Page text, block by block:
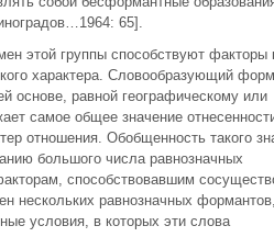
65].
этой группы способствуют факторы
характера. Словообразующий
основе, равной географическому или
самое общее значение
отношения. Обобщенность такого
большого числа равнозначных
способствовавшим
нескольких равнозначных
условия, в которых эти слова